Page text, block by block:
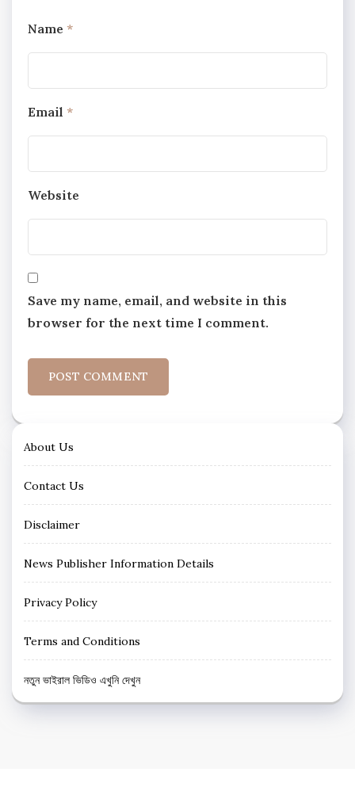
Name *
Email *
Website
Save my name, email, and website in this
browser for the next time I comment.
About Us
Contact Us
Disclaimer
News Publisher Information Details
Privacy Policy
Terms and Conditions
নতুন ভাইরাল ভিডিও এখুনি দেখুন